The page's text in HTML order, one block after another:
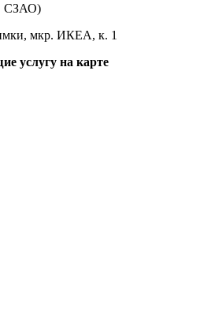
СЗАО)
мкр. ИКЕА, к. 1
услугу на карте